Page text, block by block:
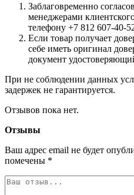
Заблаговременно
менеджерами
телефону +7 812 607-40-
Если товар получает
себе иметь оригинал
документ
При не соблюдении данных
задержек не гарантируется.
Отзывов пока нет.
Отзывы
Ваш адрес email не будет
помечены *